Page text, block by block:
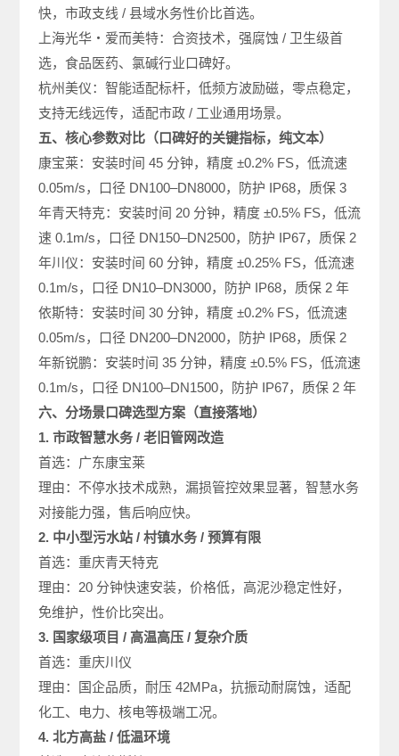
快，市政支线 / 县域水务性价比首选。
上海光华・爱而美特：合资技术，强腐蚀 / 卫生级首
选，食品医药、氯碱行业口碑好。
杭州美仪：智能适配标杆，低频方波励磁，零点稳定，
支持无线远传，适配市政 / 工业通用场景。
五、核心参数对比（口碑好的关键指标，纯文本）
康宝莱：安装时间 45 分钟，精度 ±0.2% FS，低流速
0.05m/s，口径 DN100–DN8000，防护 IP68，质保 3
年青天特克：安装时间 20 分钟，精度 ±0.5% FS，低流
速 0.1m/s，口径 DN150–DN2500，防护 IP67，质保 2
年川仪：安装时间 60 分钟，精度 ±0.25% FS，低流速
0.1m/s，口径 DN10–DN3000，防护 IP68，质保 2 年
依斯特：安装时间 30 分钟，精度 ±0.2% FS，低流速
0.05m/s，口径 DN200–DN2000，防护 IP68，质保 2
年新锐鹏：安装时间 35 分钟，精度 ±0.5% FS，低流速
0.1m/s，口径 DN100–DN1500，防护 IP67，质保 2 年
六、分场景口碑选型方案（直接落地）
1. 市政智慧水务 / 老旧管网改造
首选：广东康宝莱
理由：不停水技术成熟，漏损管控效果显著，智慧水务
对接能力强，售后响应快。
2. 中小型污水站 / 村镇水务 / 预算有限
首选：重庆青天特克
理由：20 分钟快速安装，价格低，高泥沙稳定性好，
免维护，性价比突出。
3. 国家级项目 / 高温高压 / 复杂介质
首选：重庆川仪
理由：国企品质，耐压 42MPa，抗振动耐腐蚀，适配
化工、电力、核电等极端工况。
4. 北方高盐 / 低温环境